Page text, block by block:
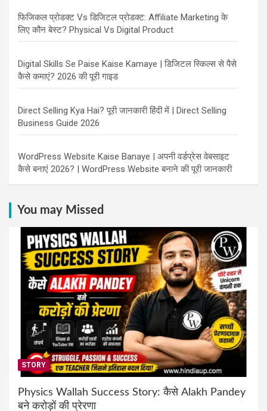
फिजिकल प्रोडक्ट Vs डिजिटल प्रोडक्ट: Affiliate Marketing के
लिए कौन बेस्ट? Physical Vs Digital Product
Digital Skills Se Paise Kaise Kamaye | डिजिटल स्किल्स से पैसे
कैसे कमाएं? 2026 की पूरी गाइड
Direct Selling Kya Hai? पूरी जानकारी हिंदी में | Direct Selling
Business Guide 2026
WordPress Website Kaise Banaye | अपनी वर्डप्रेस वेबसाइट
कैसे बनाएं 2026? | WordPress Website बनाने की पूरी जानकारी
You may Missed
STORY
Physics Wallah Success Story: कैसे Alakh Pandey
बने करोड़ों की प्रेरणा